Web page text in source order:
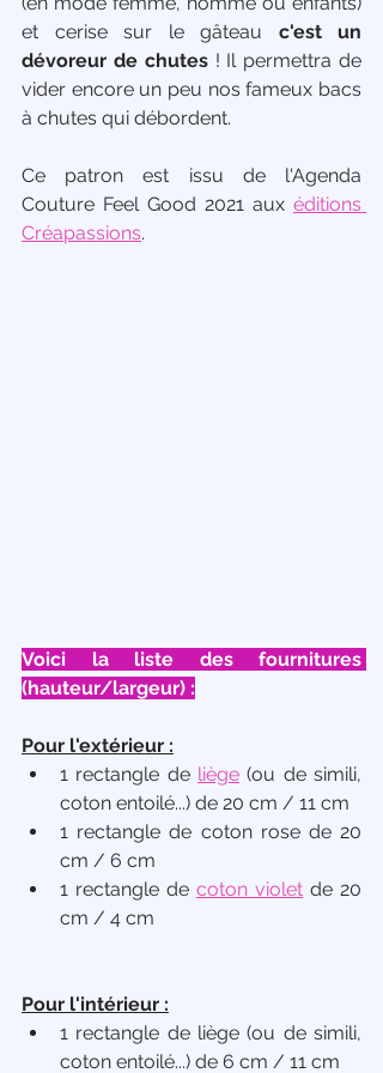
et cerise sur le gâteau c'est un
dévoreur de chutes ! Il permettra de
vider encore un peu nos fameux bacs
à chutes qui débordent.
Ce patron est issu de l'Agenda
Couture Feel Good 2021 aux éditions
Créapassions.
Voici la liste des fournitures
(hauteur/largeur) :
Pour l'extérieur :
1 rectangle de liège (ou de simili,
coton entoilé...) de 20 cm / 11 cm
1 rectangle de coton rose de 20
cm / 6 cm
1 rectangle de coton violet de 20
cm / 4 cm
Pour l'intérieur :
1 rectangle de liège (ou de simili,
coton entoilé...) de 6 cm / 11 cm